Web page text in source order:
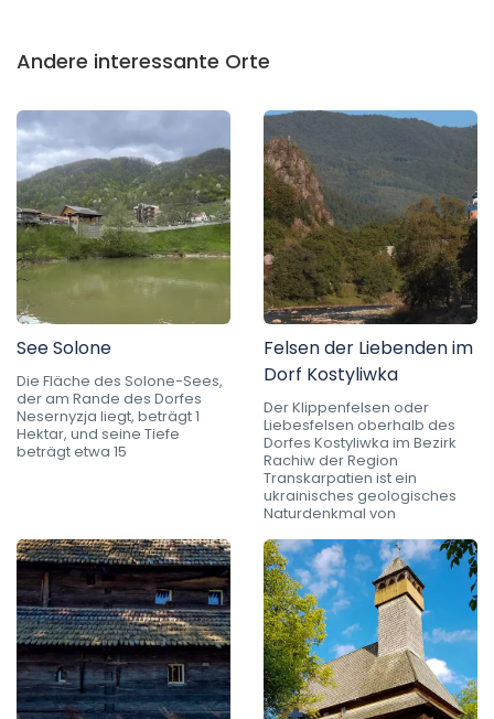
Andere interessante Orte
See Solone
Die Fläche des Solone-Sees,
der am Rande des Dorfes
Nesernyzja liegt, beträgt 1
Hektar, und seine Tiefe
beträgt etwa 15
Felsen der Liebenden im
Dorf Kostyliwka
Der Klippenfelsen oder
Liebesfelsen oberhalb des
Dorfes Kostyliwka im Bezirk
Rachiw der Region
Transkarpatien ist ein
ukrainisches geologisches
Naturdenkmal von